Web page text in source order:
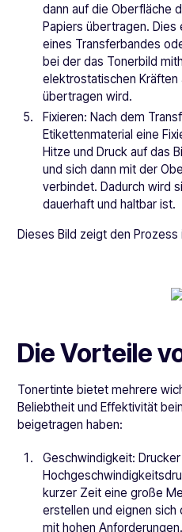
dann auf die Oberfläche
Papiers übertragen.
eines Transferbandes
bei der das Tonerbild
elektrostatischen
übertragen wird.
Fixieren: Nach dem
Etikettenmaterial eine
Hitze und Druck auf das
und sich dann mit der
verbindet. Dadurch wird
dauerhaft und haltbar ist.
Dieses Bild zeigt den Prozess
Die Vorteile
Tonertinte bietet mehrere
Beliebtheit und Effektivität
beigetragen haben:
Geschwindigkeit:
kurzer Zeit eine große
erstellen und eignen sich
mit hohen Anforderungen.